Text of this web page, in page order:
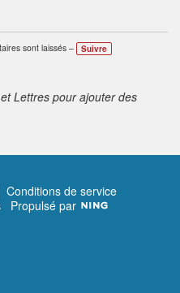
sont laissés – Suivre
Lettres pour ajouter des
Conditions de service
Propulsé par